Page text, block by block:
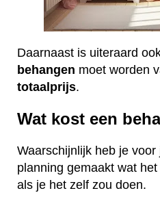
Daarnaast is uiteraard
behangen moet worden
totaalprijs.
Wat kost een
Waarschijnlijk heb je
planning gemaakt wat
als je het zelf zou doen.